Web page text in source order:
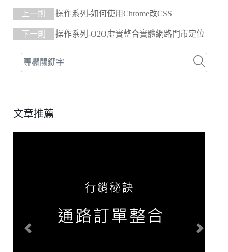
文章推薦
Previous Next
上一則 操作系列-如何使用Chrome改CSS
下一則 操作系列-O2O虛實整合實體網路門市定位